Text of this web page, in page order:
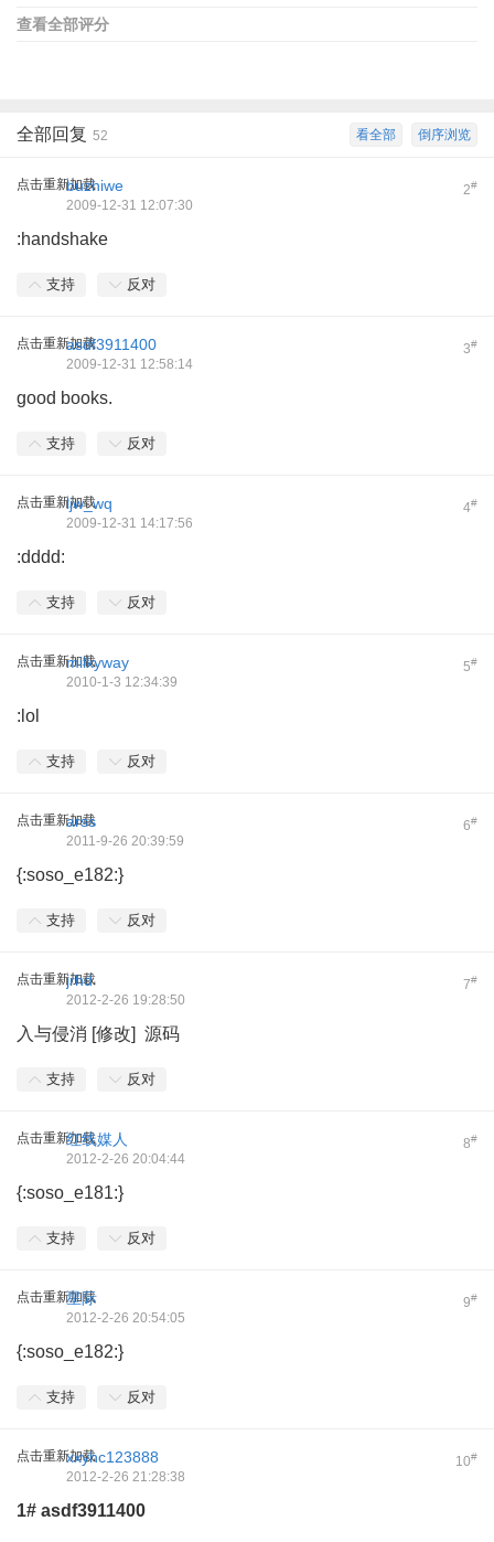
查看全部评分
倒序浏览
看全部
全部回复 52
点击重新加载 2#
buzhiwe
2009-12-31 12:07:30
:handshake
支持 反对
点击重新加载 3#
asdf3911400
2009-12-31 12:58:14
good books.
支持 反对
点击重新加载 4#
ljw_wq
2009-12-31 14:17:56
:dddd:
支持 反对
点击重新加载 5#
milkyway
2010-1-3 12:34:39
:lol
支持 反对
点击重新加载 6#
arss
2011-9-26 20:39:59
{:soso_e182:}
支持 反对
点击重新加载 7#
jrhd
2012-2-26 19:28:50
入与侵消 [修改] 源码
支持 反对
点击重新加载 8#
红线媒人
2012-2-26 20:04:44
{:soso_e181:}
支持 反对
点击重新加载 9#
星际
2012-2-26 20:54:05
{:soso_e182:}
支持 反对
点击重新加载 10#
xxyhc123888
2012-2-26 21:28:38
1# asdf3911400